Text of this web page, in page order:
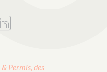
Permis, des